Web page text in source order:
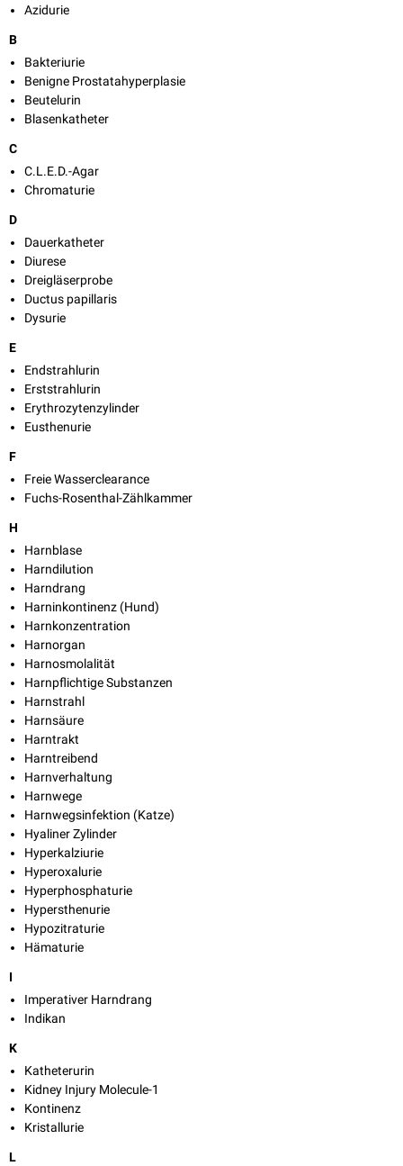
Azidurie
B
Bakteriurie
Benigne Prostatahyperplasie
Beutelurin
Blasenkatheter
C
C.L.E.D.-Agar
Chromaturie
D
Dauerkatheter
Diurese
Dreigläserprobe
Ductus papillaris
Dysurie
E
Endstrahlurin
Erststrahlurin
Erythrozytenzylinder
Eusthenurie
F
Freie Wasserclearance
Fuchs-Rosenthal-Zählkammer
H
Harnblase
Harndilution
Harndrang
Harninkontinenz (Hund)
Harnkonzentration
Harnorgan
Harnosmolalität
Harnpflichtige Substanzen
Harnstrahl
Harnsäure
Harntrakt
Harntreibend
Harnverhaltung
Harnwege
Harnwegsinfektion (Katze)
Hyaliner Zylinder
Hyperkalziurie
Hyperoxalurie
Hyperphosphaturie
Hypersthenurie
Hypozitraturie
Hämaturie
I
Imperativer Harndrang
Indikan
K
Katheterurin
Kidney Injury Molecule-1
Kontinenz
Kristallurie
L